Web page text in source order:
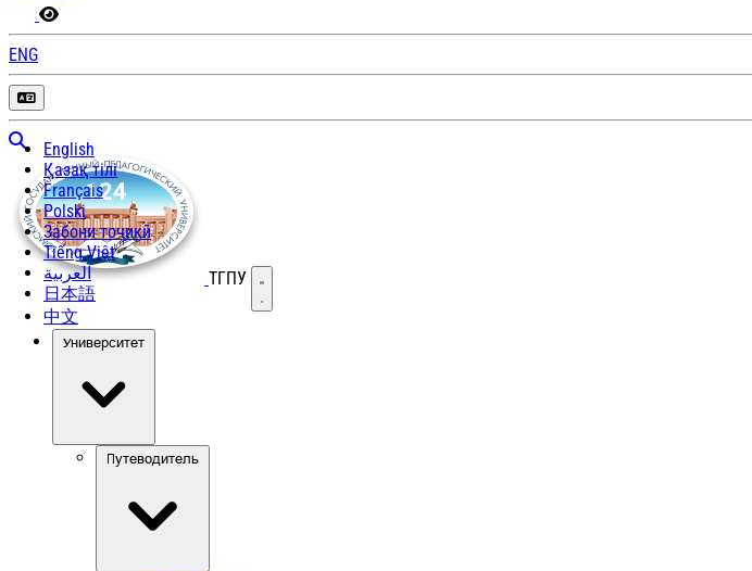
ENG
English
Қазақ тілі
Français
Polski
Забони тоҷикӣ
Tiếng Việt
العربية
日本語
中文
ТГПУ Открыть меню
Университет
Путеводитель